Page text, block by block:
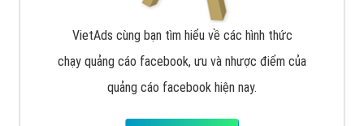
VietAds cùng bạn tìm hiểu về các hình thức
chạy quảng cáo facebook, ưu và nhược điểm của
quảng cáo facebook hiện nay.